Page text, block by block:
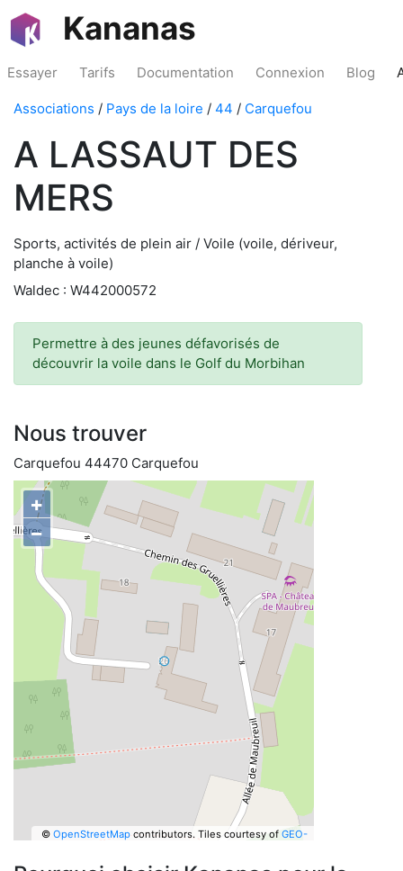
Kananas
Essayer Tarifs Documentation Connexion Blog
Associations / Pays de la loire / 44 / Carquefou
A LASSAUT DES
MERS
Sports, activités de plein air / Voile (voile, dériveur,
planche à voile)
Waldec : W442000572
Permettre à des jeunes défavorisés de
découvrir la voile dans le Golf du Morbihan
Nous trouver
Carquefou 44470 Carquefou
+
−
© OpenStreetMapcontributors. Tiles courtesy of GEO-